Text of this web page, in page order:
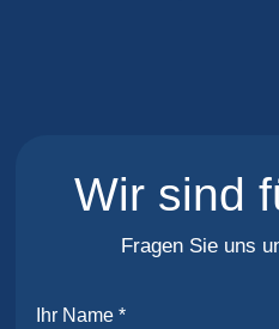
Wir sind
Fragen Sie uns
Anliegen
Ihr Name *